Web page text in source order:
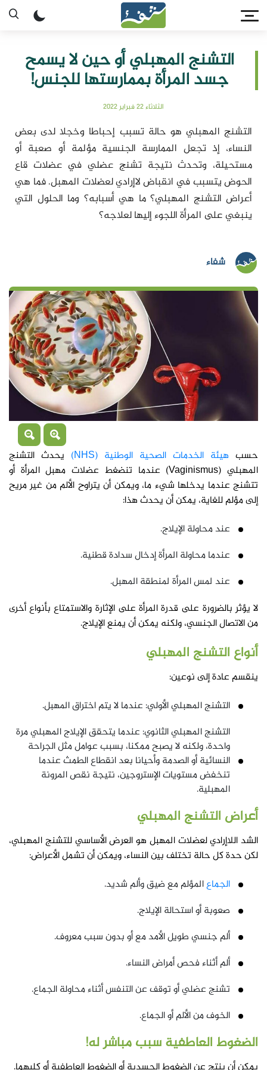
التشنج المهبلي أو حين لا يسمح
جسد المرأة بممارستها للجنس!
الثلاثاء 22 فبراير 2022
التشنج المهبلي هو حالة تسبب إحباطا وخجلا لدى بعض
النساء، إذ تجعل الممارسة الجنسية مؤلمة أو صعبة أو
مستحيلة، وتحدث نتيجة تشنج عضلي في عضلات قاع
الحوض يتسبب في انقباض لاإرادي لعضلات المهبل. فما هي
أعراض التشنج المهبلي؟ ما هي أسبابه؟ وما الحلول التي
ينبغي على المرأة اللجوء إليها لعلاجه؟
شفاء
حسب هيئة الخدمات الصحية الوطنية (NHS)
يحدث التشنج
المهبلي (Vaginismus) عندما تنضغط عضلات مهبل المرأة أو
تتشنج عندما يدخلها شيء ما، ويمكن أن يتراوح الألم من غير مريح
إلى مؤلم للغاية، يمكن أن يحدث هذا:
عند محاولة الإيلاج.
عندما محاولة المرأة إدخال سدادة قطنية.
عند لمس المرأة لمنطقة المهبل.
لا يؤثر بالضرورة على قدرة المرأة على الإثارة والاستمتاع بأنواع أخرى
من الاتصال الجنسي، ولكنه يمكن أن يمنع الإيلاج.
أنواع التشنج المهبلي
ينقسم عادة إلى نوعين:
التشنج المهبلي الأولي: عندما لا يتم اختراق المهبل.
التشنج المهبلي الثانوي: عندما يتحقق الإيلاج المهبلي مرة
واحدة، ولكنه لا يصبح ممكنا، بسبب عوامل مثل الجراحة
النسائية أو الصدمة وأحيانا بعد انقطاع الطمث عندما
تنخفض مستويات الإستروجين، نتيجة نقص المرونة
المهبلية.
أعراض التشنج المهبلي
الشد اللاإرادي لعضلات المهبل هو العرض الأساسي للتشنج المهبلي،
لكن حدة كل حالة تختلف بين النساء، ويمكن أن تشمل الأعراض:
الجماعالمؤلم مع ضيق وألم شديد.
صعوبة أو استحالة الإيلاج.
ألم جنسي طويل الأمد مع أو بدون سبب معروف.
ألم أثناء فحص أمراض النساء.
تشنج عضلي أو توقف عن التنفس أثناء محاولة الجماع.
الخوف من الألم أو الجماع.
الضغوط العاطفية سبب مباشر له!